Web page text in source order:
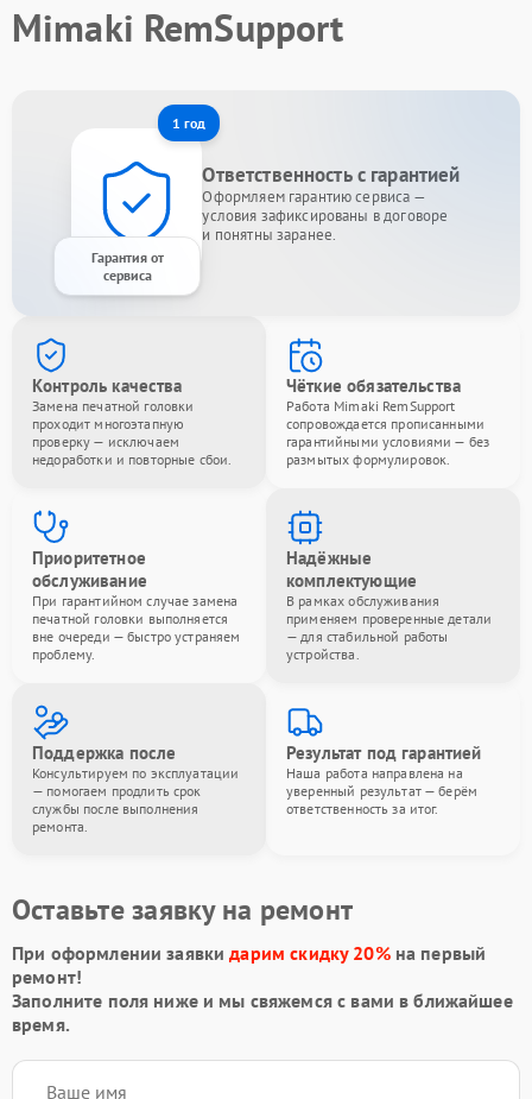
Mimaki RemSupport
1 год
Гарантия от
сервиса
Ответственность с гарантией
Оформляем гарантию сервиса —
условия зафиксированы в договоре
и понятны заранее.
Контроль качества
Замена печатной головки
проходит многоэтапную
проверку — исключаем
недоработки и повторные сбои.
Чёткие обязательства
Работа Mimaki RemSupport
сопровождается прописанными
гарантийными условиями — без
размытых формулировок.
Приоритетное
обслуживание
При гарантийном случае замена
печатной головки выполняется
вне очереди — быстро устраняем
проблему.
Надёжные
комплектующие
В рамках обслуживания
применяем проверенные детали
— для стабильной работы
устройства.
Поддержка после
Консультируем по эксплуатации
— помогаем продлить срок
службы после выполнения
ремонта.
Результат под гарантией
Наша работа направлена на
уверенный результат — берём
ответственность за итог.
Оставьте заявку на ремонт
При оформлении заявкидарим скидку 20%на первый
ремонт!
Заполните поля ниже и мы свяжемся с вами в ближайшее
время.